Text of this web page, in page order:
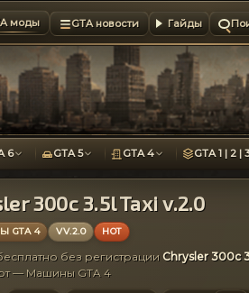
моды GTA новости Гайды
6 GTA 5 GTA 4 GTA 1 | 2 |
300c 3.5l Taxi v.2.0
GTA 4 VV.2.0 HOT
без регистрации Сhrysler 300c
— Машины GTA 4